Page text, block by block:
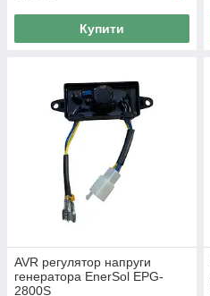
Купити
AVR регулятор напруги
генератора EnerSol EPG-
2800S